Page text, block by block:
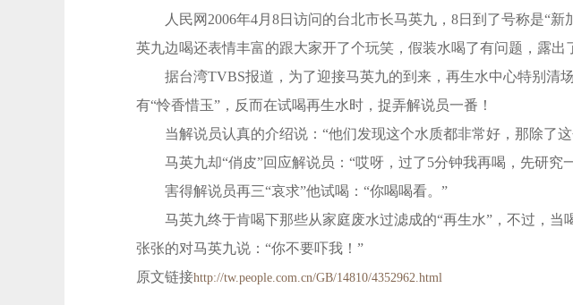
人民网2006年4月8日访问的台北市长马英九，8日到了号称是“新
英九边喝还表情丰富的跟大家开了个玩笑，假装水喝了有问题，露出
据台湾TVBS报道，为了迎接马英九的到来，再生水中心特别清
有“怜香惜玉”，反而在试喝再生水时，捉弄解说员一番！
当解说员认真的介绍说：“他们发现这个水质都非常好，那除了
马英九却“俏皮”回应解说员：“哎呀，过了5分钟我再喝，先研究
害得解说员再三“哀求”他试喝：“你喝喝看。”
马英九终于肯喝下那些从家庭废水过滤成的“再生水”，不过，当
张张的对马英九说：“你不要吓我！”
原文链接http://tw.people.com.cn/GB/14810/4352962.html